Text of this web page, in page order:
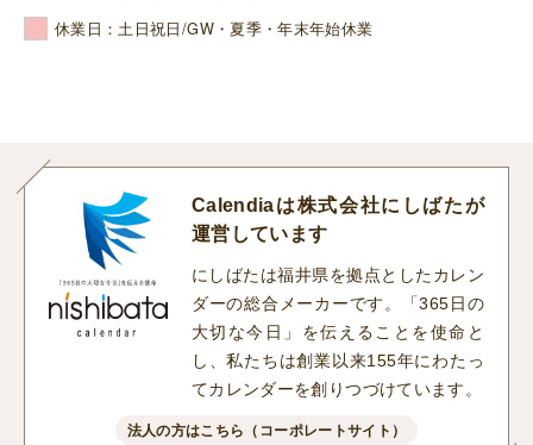
休業日：土日祝日/GW・夏季・年末年始休業
Calendiaは株式会社にしばたが
運営しています
にしばたは福井県を拠点としたカレン
ダーの総合メーカーです。「365日の
大切な今日」を伝えることを使命と
し、私たちは創業以来155年にわたっ
てカレンダーを創りつづけています。
法人の方はこちら（コーポレートサイト）